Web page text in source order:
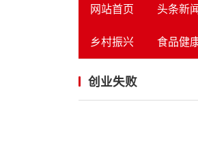
网站首页 头条新闻
乡村振兴 食品健
创业失败